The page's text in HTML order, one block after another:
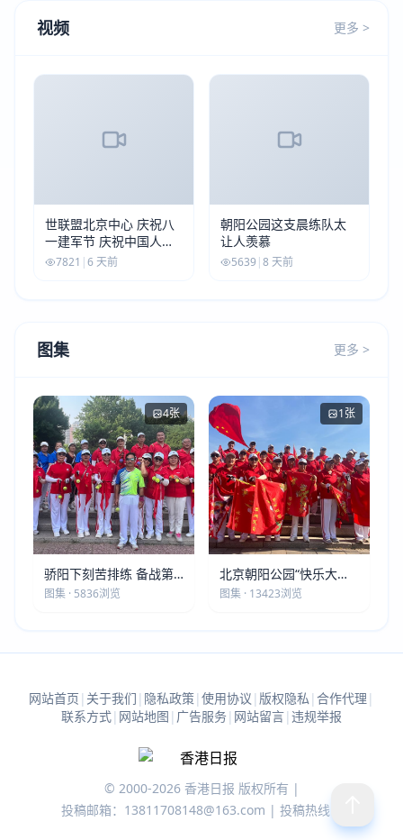
视频 更多 >
世联盟北京中心 庆祝八
一建军节 庆祝中国人民
解放军建军99周年
7821 |6 天前
朝阳公园这支晨练队太
让人羡慕
5639 |8 天前
图集 更多 >
4张
骄阳下刻苦排练 备战第
五届莫斯科世界大健康运
图集 · 5836浏览
1张
北京朝阳公园“快乐大本
营”建党105周年庆祝活动
图集 · 13423浏览
网站首页 | 关于我们 | 隐私政策| 使用协议 | 版权隐私 | 合作代理 |
联系方式| 网站地图 | 广告服务| 网站留言| 违规举报
© 2000-2026 香港日报 版权所有 |
投稿邮箱：13811708148@163.com | 投稿热线：